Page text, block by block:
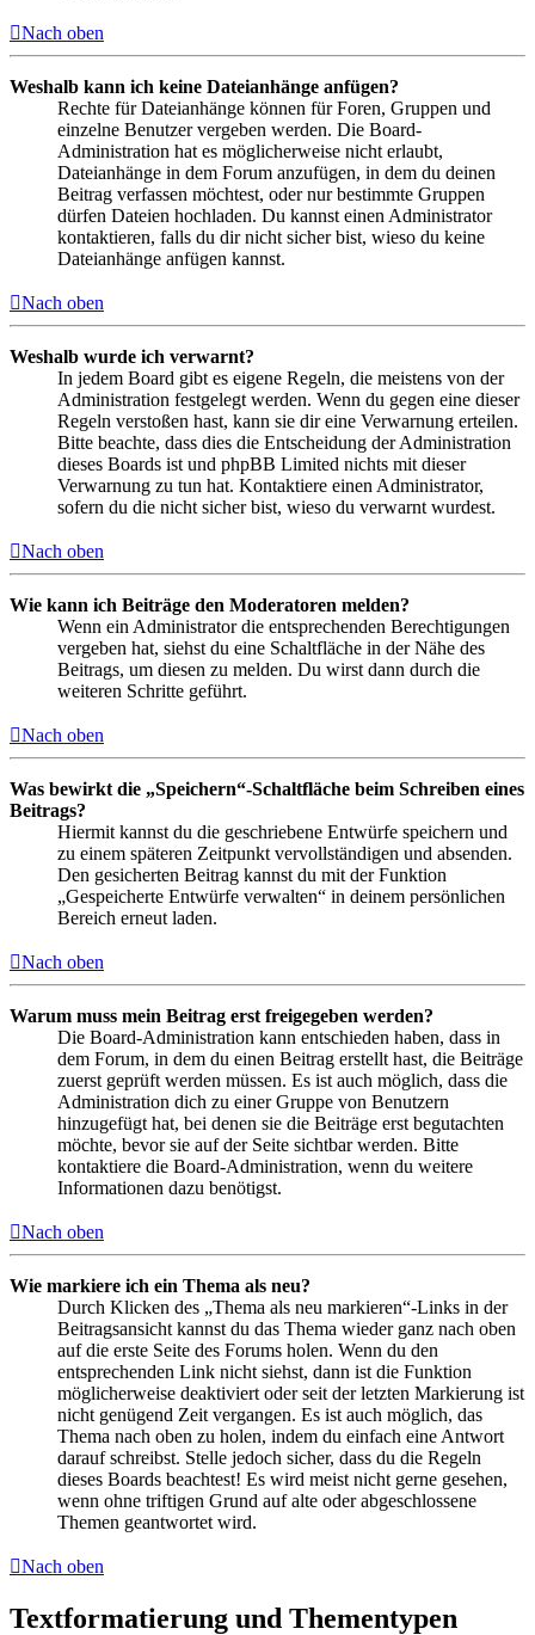
Nach oben
Weshalb kann ich keine Dateianhänge anfügen?
Rechte für Dateianhänge können für Foren, Gruppen und
einzelne Benutzer vergeben werden. Die Board-
Administration hat es möglicherweise nicht erlaubt,
Dateianhänge in dem Forum anzufügen, in dem du deinen
Beitrag verfassen möchtest, oder nur bestimmte Gruppen
dürfen Dateien hochladen. Du kannst einen Administrator
kontaktieren, falls du dir nicht sicher bist, wieso du keine
Dateianhänge anfügen kannst.
Nach oben
Weshalb wurde ich verwarnt?
In jedem Board gibt es eigene Regeln, die meistens von der
Administration festgelegt werden. Wenn du gegen eine dieser
Regeln verstoßen hast, kann sie dir eine Verwarnung erteilen.
Bitte beachte, dass dies die Entscheidung der Administration
dieses Boards ist und phpBB Limited nichts mit dieser
Verwarnung zu tun hat. Kontaktiere einen Administrator,
sofern du die nicht sicher bist, wieso du verwarnt wurdest.
Nach oben
Wie kann ich Beiträge den Moderatoren melden?
Wenn ein Administrator die entsprechenden Berechtigungen
vergeben hat, siehst du eine Schaltfläche in der Nähe des
Beitrags, um diesen zu melden. Du wirst dann durch die
weiteren Schritte geführt.
Nach oben
Was bewirkt die „Speichern“-Schaltfläche beim Schreiben eines
Beitrags?
Hiermit kannst du die geschriebene Entwürfe speichern und
zu einem späteren Zeitpunkt vervollständigen und absenden.
Den gesicherten Beitrag kannst du mit der Funktion
„Gespeicherte Entwürfe verwalten“ in deinem persönlichen
Bereich erneut laden.
Nach oben
Warum muss mein Beitrag erst freigegeben werden?
Die Board-Administration kann entschieden haben, dass in
dem Forum, in dem du einen Beitrag erstellt hast, die Beiträge
zuerst geprüft werden müssen. Es ist auch möglich, dass die
Administration dich zu einer Gruppe von Benutzern
hinzugefügt hat, bei denen sie die Beiträge erst begutachten
möchte, bevor sie auf der Seite sichtbar werden. Bitte
kontaktiere die Board-Administration, wenn du weitere
Informationen dazu benötigst.
Nach oben
Wie markiere ich ein Thema als neu?
Durch Klicken des „Thema als neu markieren“-Links in der
Beitragsansicht kannst du das Thema wieder ganz nach oben
auf die erste Seite des Forums holen. Wenn du den
entsprechenden Link nicht siehst, dann ist die Funktion
möglicherweise deaktiviert oder seit der letzten Markierung ist
nicht genügend Zeit vergangen. Es ist auch möglich, das
Thema nach oben zu holen, indem du einfach eine Antwort
darauf schreibst. Stelle jedoch sicher, dass du die Regeln
dieses Boards beachtest! Es wird meist nicht gerne gesehen,
wenn ohne triftigen Grund auf alte oder abgeschlossene
Themen geantwortet wird.
Nach oben
Textformatierung und Thementypen